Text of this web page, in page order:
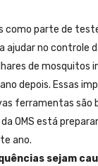
parte de
ajudar no
de mosquitos
depois. Essas
ferramentas são
OMS está
ano.
sejam